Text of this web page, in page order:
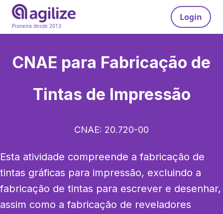
Pioneira desde 2013
Login
CNAE para Fabricação de
Tintas de Impressão
CNAE: 20.720-00
Esta atividade compreende a fabricação de
tintas gráficas para impressão, excluindo a
fabricação de tintas para escrever e desenhar,
assim como a fabricação de reveladores